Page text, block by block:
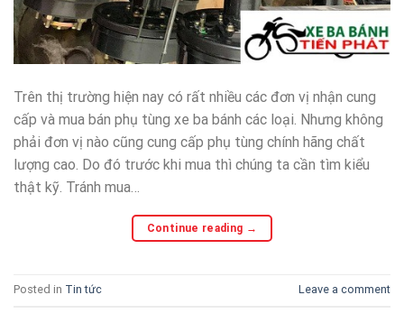
Trên thị trường hiện nay có rất nhiều các đơn vị nhận cung
cấp và mua bán phụ tùng xe ba bánh các loại. Nhưng không
phải đơn vị nào cũng cung cấp phụ tùng chính hãng chất
lượng cao. Do đó trước khi mua thì chúng ta cần tìm kiểu
thật kỹ. Tránh mua…
Continue reading →
Posted in Tin tức Leave a comment